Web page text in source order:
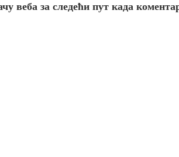
веба за следећи пут када